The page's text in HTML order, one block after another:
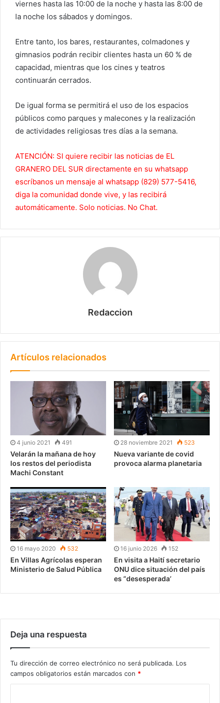
viernes hasta las 10:00 de la noche y hasta las 8:00 de
la noche los sábados y domingos.
Entre tanto, los bares, restaurantes, colmadones y
gimnasios podrán recibir clientes hasta un 60 % de
capacidad, mientras que los cines y teatros
continuarán cerrados.
De igual forma se permitirá el uso de los espacios
públicos como parques y malecones y la realización
de actividades religiosas tres días a la semana.
ATENCIÓN: SI quiere recibir las noticias de EL
GRANERO DEL SUR directamente en su whatsapp
escríbanos un mensaje al whatsapp (829) 577-5416,
diga la comunidad donde vive, y las recibirá
automáticamente. Solo noticias. No Chat.
Redaccion
Artículos relacionados
4 junio 2021 491
Velarán la mañana de hoy
los restos del periodista
Machi Constant
28 noviembre 2021 523
Nueva variante de covid
provoca alarma planetaria
16 mayo 2020 532
En Villas Agrícolas esperan
Ministerio de Salud Pública
16 junio 2026 152
En visita a Haití secretario
ONU dice situación del país
es “desesperada’
Deja una respuesta
Tu dirección de correo electrónico no será publicada. Los
campos obligatorios están marcados con *